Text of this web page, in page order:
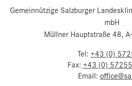
Gemeinnützige Salzburger
mbH
Müllner Hauptstraße 48,
Tel: +43 (0)
Fax: +43 (0)
Email: